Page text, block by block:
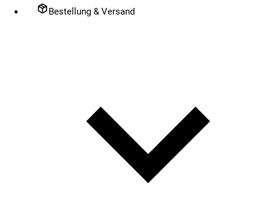
Bestellung & Versand